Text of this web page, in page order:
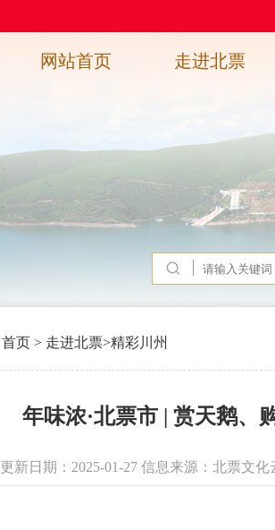
网站首页 走进北票
首页 > 走进北票>精彩川州
年味浓·北票市 | 赏天鹅、
更新日期：2025-01-27 信息来源：北票文